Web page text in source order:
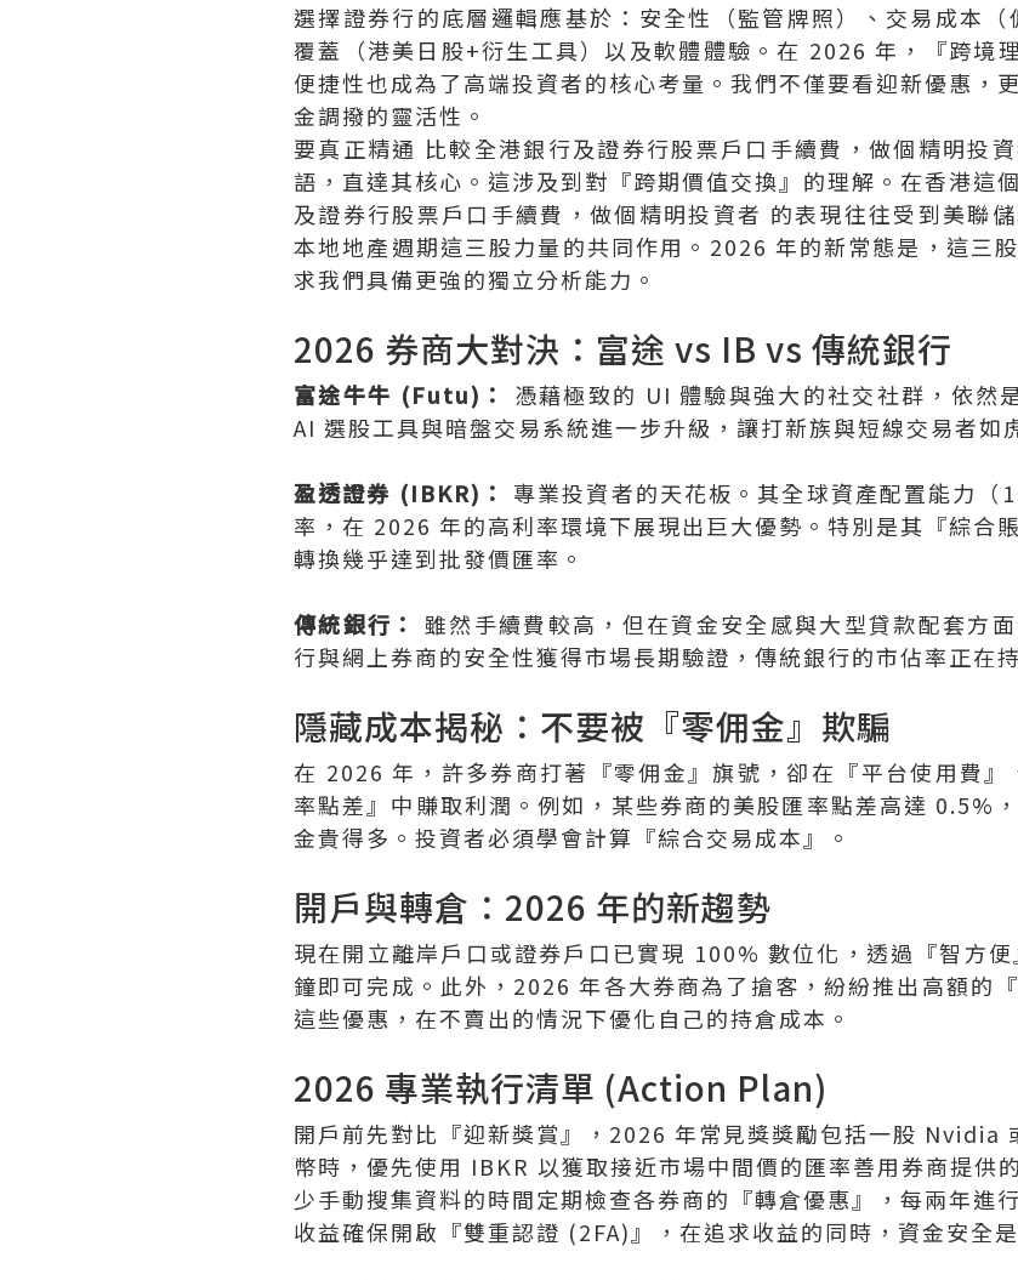
選擇證券行的底層邏輯應基於：安全性（監管牌照）、交易成本
覆蓋（港美日股+衍生工具）以及軟體體驗。在 2026 年，『跨境
便捷性也成為了高端投資者的核心考量。我們不僅要看迎新優惠，
金調撥的靈活性。
要真正精通 比較全港銀行及證券行股票戶口手續費，做個精明投
語，直達其核心。這涉及到對『跨期價值交換』的理解。在香港這
及證券行股票戶口手續費，做個精明投資者 的表現往往受到美聯
本地地產週期這三股力量的共同作用。2026 年的新常態是，這三
求我們具備更強的獨立分析能力。
2026 券商大對決：富途 vs IB vs 傳統銀行
富途牛牛 (Futu)：
憑藉極致的 UI 體驗與強大的社交社群，依然
AI 選股工具與暗盤交易系統進一步升級，讓打新族與短線交易者如
盈透證券 (IBKR)：
專業投資者的天花板。其全球資產配置能力（
率，在 2026 年的高利率環境下展現出巨大優勢。特別是其『綜合
轉換幾乎達到批發價匯率。
傳統銀行：
雖然手續費較高，但在資金安全感與大型貸款配套方
行與網上券商的安全性獲得市場長期驗證，傳統銀行的市佔率正在
隱藏成本揭秘：不要被『零佣金』欺騙
在 2026 年，許多券商打著『零佣金』旗號，卻在『平台使用費
率點差』中賺取利潤。例如，某些券商的美股匯率點差高達 0.5%
金貴得多。投資者必須學會計算『綜合交易成本』。
開戶與轉倉：2026 年的新趨勢
現在開立離岸戶口或證券戶口已實現 100% 數位化，透過『智方
鐘即可完成。此外，2026 年各大券商為了搶客，紛紛推出高額的
這些優惠，在不賣出的情況下優化自己的持倉成本。
2026 專業執行清單 (Action Plan)
開戶前先對比『迎新獎賞』，2026 年常見獎獎勵包括一股 Nvidia
幣時，優先使用 IBKR 以獲取接近市場中間價的匯率善用券商提供
少手動搜集資料的時間定期檢查各券商的『轉倉優惠』，每兩年進
收益確保開啟『雙重認證 (2FA)』，在追求收益的同時，資金安全